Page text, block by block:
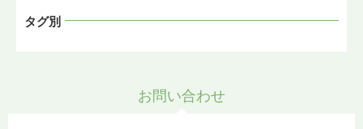
タグ別
お問い合わせ